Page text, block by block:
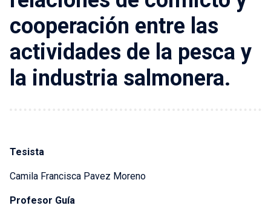
cooperación entre las
actividades de la pesca y
la industria salmonera.
Tesista
Camila Francisca Pavez Moreno
Profesor Guía